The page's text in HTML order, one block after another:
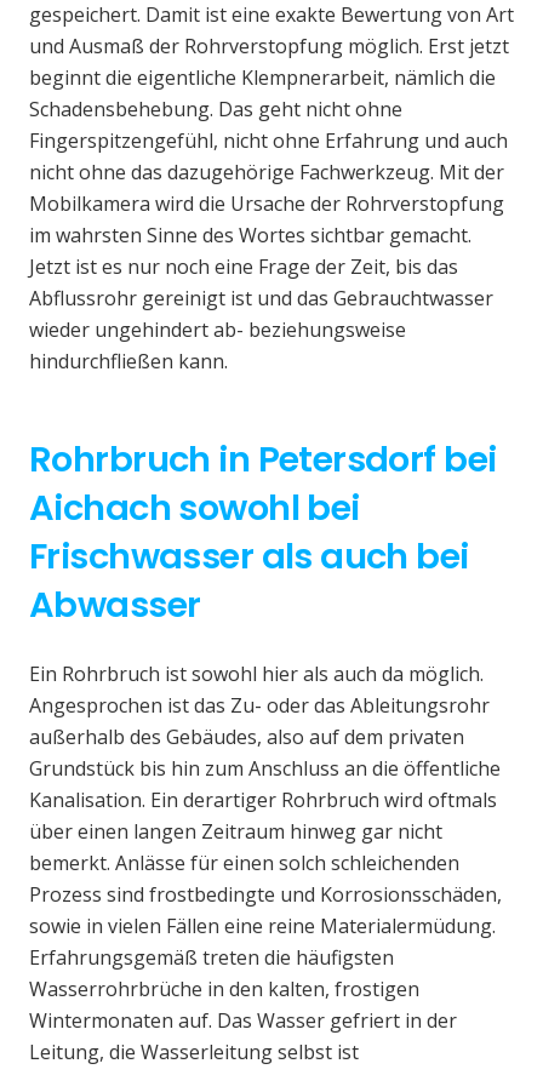
gespeichert. Damit ist eine exakte Bewertung von Art
und Ausmaß der Rohrverstopfung möglich. Erst jetzt
beginnt die eigentliche Klempnerarbeit, nämlich die
Schadensbehebung. Das geht nicht ohne
Fingerspitzengefühl, nicht ohne Erfahrung und auch
nicht ohne das dazugehörige Fachwerkzeug. Mit der
Mobilkamera wird die Ursache der Rohrverstopfung
im wahrsten Sinne des Wortes sichtbar gemacht.
Jetzt ist es nur noch eine Frage der Zeit, bis das
Abflussrohr gereinigt ist und das Gebrauchtwasser
wieder ungehindert ab- beziehungsweise
hindurchfließen kann.
Rohrbruch in Petersdorf bei
Aichach sowohl bei
Frischwasser als auch bei
Abwasser
Ein Rohrbruch ist sowohl hier als auch da möglich.
Angesprochen ist das Zu- oder das Ableitungsrohr
außerhalb des Gebäudes, also auf dem privaten
Grundstück bis hin zum Anschluss an die öffentliche
Kanalisation. Ein derartiger Rohrbruch wird oftmals
über einen langen Zeitraum hinweg gar nicht
bemerkt. Anlässe für einen solch schleichenden
Prozess sind frostbedingte und Korrosionsschäden,
sowie in vielen Fällen eine reine Materialermüdung.
Erfahrungsgemäß treten die häufigsten
Wasserrohrbrüche in den kalten, frostigen
Wintermonaten auf. Das Wasser gefriert in der
Leitung, die Wasserleitung selbst ist